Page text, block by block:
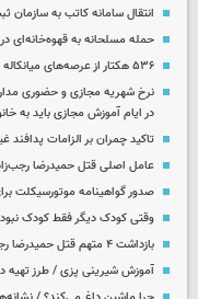
انتقال سامانه کاتب به
حمله مسلحانه به قهوه‌خانه‌ای در زاهدان / ۲
۵۳۶ هکتار از عرصه‌های میانکاله در آتش سوخت
نرخ شهریه مجازی و حضوری
در ایام آموزش مجازی باید به
تاکید چمران بر الزامات
عامل اصلی قتل حمیدرضا
صدور گواهینامه موتورسیکلت
وقتی کودک دیگر فقط کودک نبود
بازداشت ۴ متهم قتل حمیدرضا رجب‌زاده
آموزش شیرینی پزی / طرز تهیه